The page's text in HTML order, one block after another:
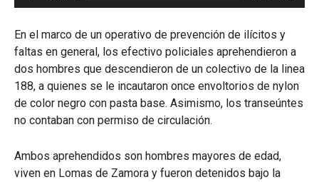
En el marco de un operativo de prevención de ilícitos y
faltas en general, los efectivo policiales aprehendieron a
dos hombres que descendieron de un colectivo de la linea
188, a quienes se le incautaron once envoltorios de nylon
de color negro con pasta base. Asimismo, los transeúntes
no contaban con permiso de circulación.
Ambos aprehendidos son hombres mayores de edad,
viven en Lomas de Zamora y fueron detenidos bajo la